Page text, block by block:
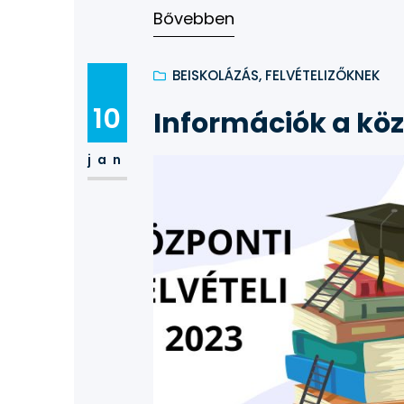
támogassa munkatársai
hogy az intézményben tanuló
Bővebben
10
jan
BEISKOLÁZÁS, FELVÉTELIZŐKNEK
Információk a